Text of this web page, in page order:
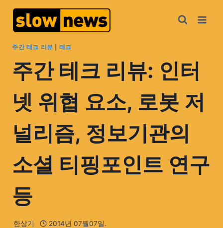
주간 테크 리뷰 테크
주간 테크 리뷰: 인터
넷 위협 요소, 로봇 저
널리즘, 정보기관의
소셜 티핑포인트 연구
등
한상기 2014년 07월07일.